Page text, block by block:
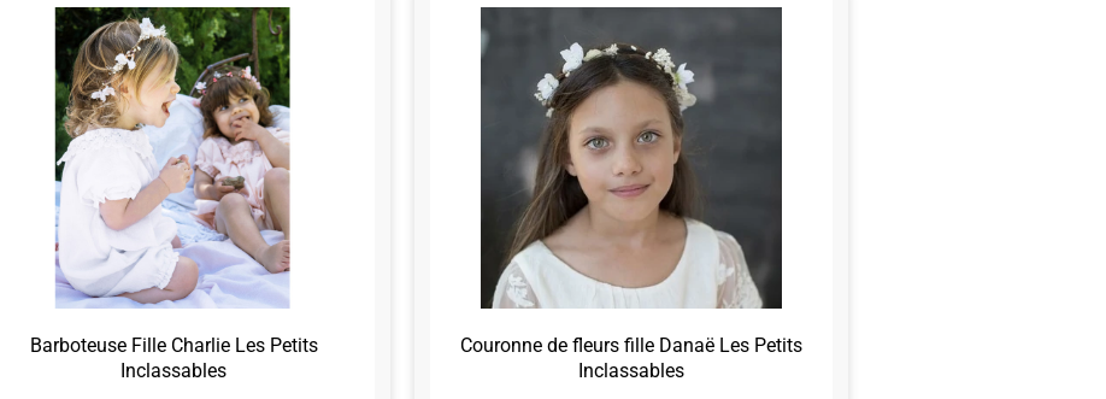
Barboteuse Fille Charlie Les Petits
Inclassables
Couronne de fleurs fille Danaë Les Petits
Inclassables